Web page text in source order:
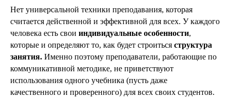
Нет универсальной техники преподавания, которая
считается действенной и эффективной для всех. У каждого
человека есть свои индивидуальные особенности,
которые и определяют то, как будет строиться структура
занятия. Именно поэтому преподаватели, работающие по
коммуникативной методике, не приветствуют
использования одного учебника (пусть даже
качественного и проверенного) для всех своих студентов.